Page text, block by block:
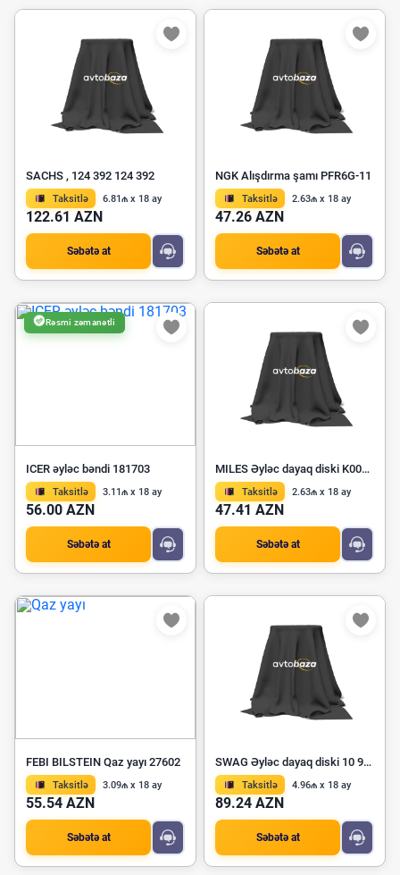
SACHS , 124 392 124 392
Taksitlə 6.81₼ x 18 ay
122.61 AZN
Səbətə at
NGK Alışdırma şamı PFR6G-11
Taksitlə 2.63₼ x 18 ay
47.26 AZN
Səbətə at
Rəsmi zəmanətli
ICER əyləc bəndi 181703
Taksitlə 3.11₼ x 18 ay
56.00 AZN
Səbətə at
MILES Əyləc dayaq diski K001794
Taksitlə 2.63₼ x 18 ay
47.41 AZN
Səbətə at
FEBI BILSTEIN Qaz yayı 27602
Taksitlə 3.09₼ x 18 ay
55.54 AZN
Səbətə at
SWAG Əyləc dayaq diski 10 92 1923
Taksitlə 4.96₼ x 18 ay
89.24 AZN
Səbətə at